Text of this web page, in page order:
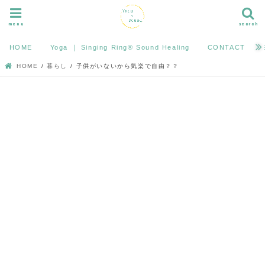
search
menu
HOME Yoga ｜ Singing Ring®︎ Sound Healing CONTACT
HOME 暮らし 子供がいないから気楽で自由？？